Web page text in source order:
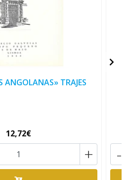
ANGOLANAS» TRAJES
12,72€
+ -